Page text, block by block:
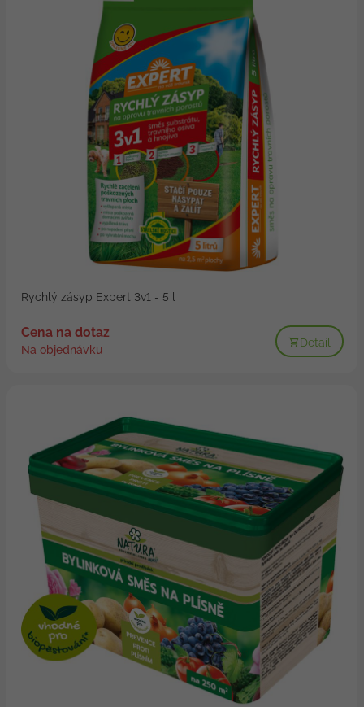
Rychlý zásyp Expert 3v1 - 5 l
Cena na dotaz
Na objednávku
Detail